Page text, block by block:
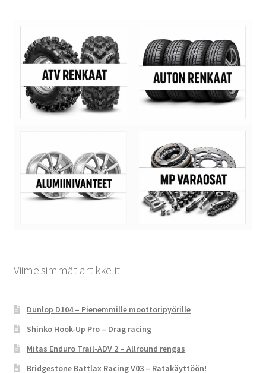
Viimeisimmät artikkelit
Dunlop D104 – Pienemmille moottoripyörille
Shinko Hook-Up Pro – Drag racing
Mitas Enduro Trail-ADV 2 – Allround rengas
Bridgestone Battlax Racing V03 – Ratakäyttöön!